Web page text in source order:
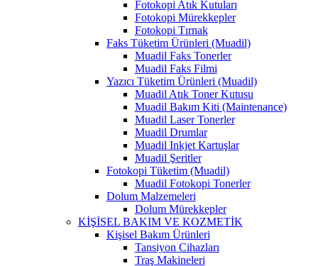
Fotokopi Atık Kutuları
Fotokopi Mürekkepler
Fotokopi Tırnak
Faks Tüketim Ürünleri (Muadil)
Muadil Faks Tonerler
Muadil Faks Filmi
Yazıcı Tüketim Ürünleri (Muadil)
Muadil Atık Toner Kutusu
Muadil Bakım Kiti (Maintenance)
Muadil Laser Tonerler
Muadil Drumlar
Muadil Inkjet Kartuşlar
Muadil Şeritler
Fotokopi Tüketim (Muadil)
Muadil Fotokopi Tonerler
Dolum Malzemeleri
Dolum Mürekkepler
KİŞİSEL BAKIM VE KOZMETİK
Kişisel Bakım Ürünleri
Tansiyon Cihazları
Traş Makineleri